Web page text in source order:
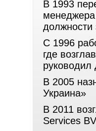
В 1993
менеджера
должности
C 1996
где
В 2005
Украина»
В 2011
Services